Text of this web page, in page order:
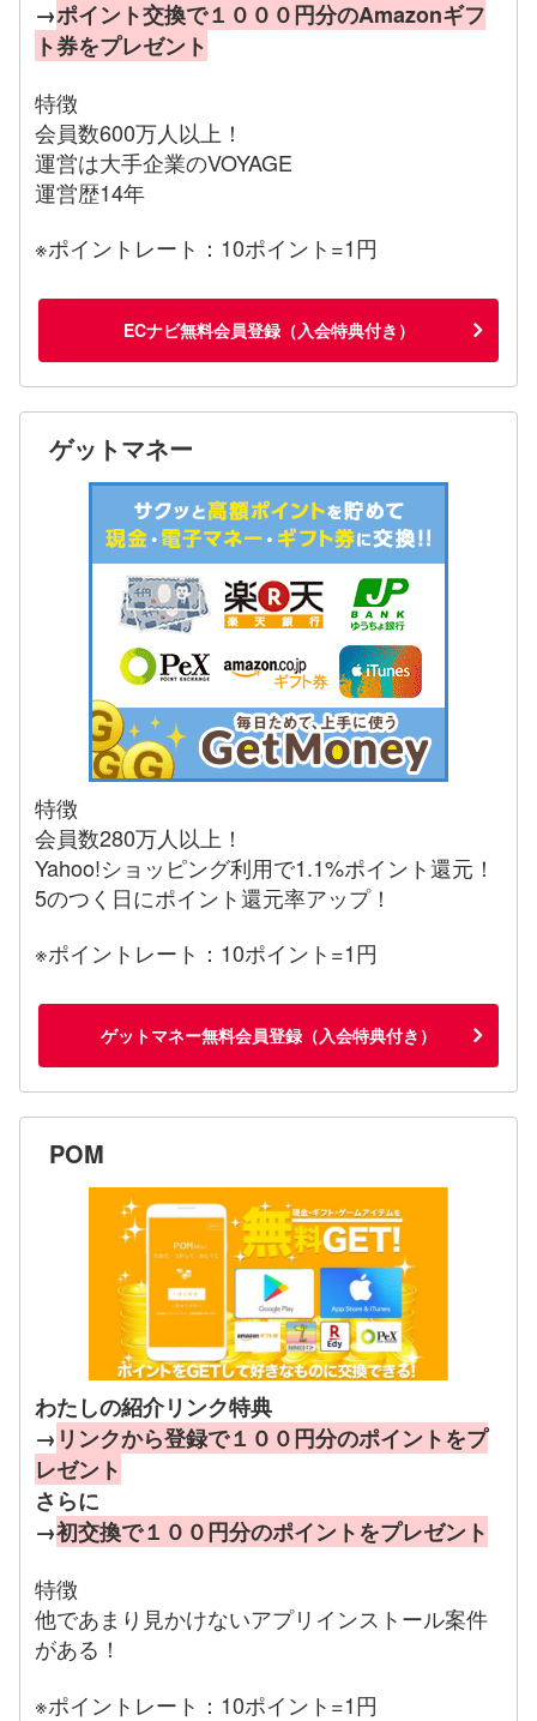
→ポイント交換で１０００円分のAmazonギフ
ト券をプレゼント
特徴
会員数600万人以上！
運営は大手企業のVOYAGE
運営歴14年
※ポイントレート：10ポイント=1円
ECナビ無料会員登録（入会特典付き）
ゲットマネー
特徴
会員数280万人以上！
Yahoo!ショッピング利用で1.1%ポイント還元！
5のつく日にポイント還元率アップ！
※ポイントレート：10ポイント=1円
ゲットマネー無料会員登録（入会特典付き）
POM
わたしの紹介リンク特典
→ リンクから登録で１００円分のポイントをプ
レゼント
さらに
→初交換で１００円分のポイントをプレゼント
特徴
他であまり見かけないアプリインストール案件
がある！
※ポイントレート：10ポイント=1円